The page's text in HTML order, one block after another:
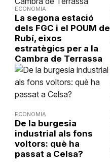
ECONOMIA
La segona estació
dels FGC i el POUM de
Rubí, eixos
estratègics per a la
Cambra de Terrassa
ECONOMIA
De la burgesia
industrial als fons
voltors: què ha
passat a Celsa?